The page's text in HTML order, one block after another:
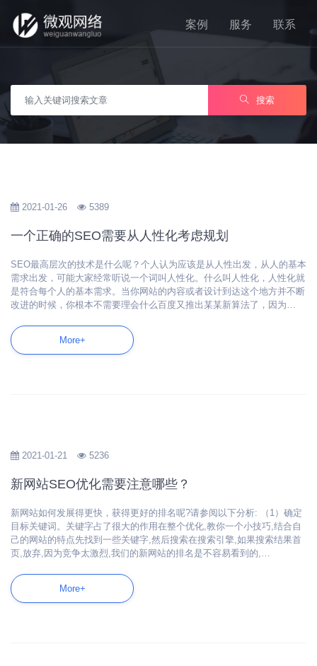
案例 服务 联系
搜索
2021-01-26 5389
一个正确的SEO需要从人性化考虑规划
SEO最高层次的技术是什么呢？个人认为应该是从人性出发，从人的基本
需求出发，可能大家经常听说一个词叫人性化。什么叫人性化，人性化就
是符合每个人的基本需求。当你网站的内容或者设计到达这个地方并不断
改进的时候，你根本不需要理会什么百度又推出某某新算法了，因为…
More+
2021-01-21 5236
新网站SEO优化需要注意哪些？
新网站如何发展得更快，获得更好的排名呢?请参阅以下分析: （1）确定
目标关键词。关键字占了很大的作用在整个优化,教你一个小技巧,结合自
己的网站的特点先找到一些关键字,然后搜索在搜索引擎,如果搜索结果首
页,放弃,因为竞争太激烈,我们的新网站的排名是不容易看到的,…
More+